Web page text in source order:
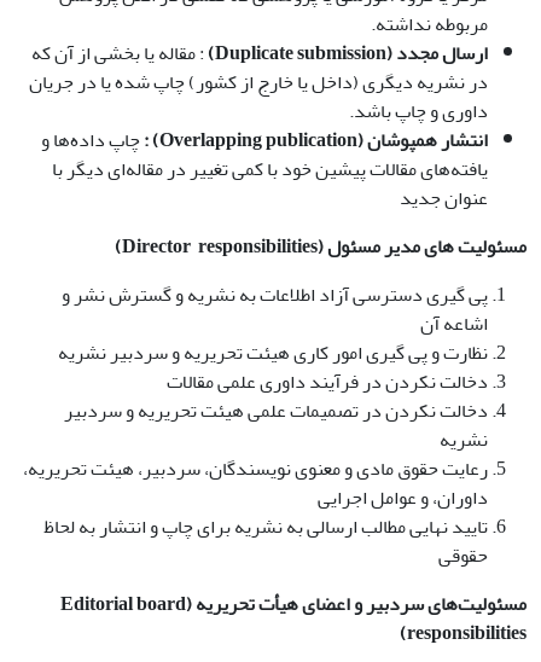
مربوطه نداشته‌.
ارسال مجدد(Duplicate submission)
: مقاله یا بخشی از آن که
در نشریه دیگری (داخل یا خارج از کشور) چاپ شده یا در جریان
داوری و چاپ باشد.
انتشار همپوشان(Overlapping publication) :
چاپ داده‌ها و
یافته‌های مقالات پیشین خود با کمی تغییر در مقاله‌ای دیگر با
عنوان جدید
مسئولیت های مدیر مسئول(Director responsibilities)
پی گیری دسترسی آزاد اطلاعات به نشریه و گسترش نشر و
اشاعه آن
نظارت و پی گیری امور کاری هیئت تحریریه و سردبیر نشریه
دخالت نکردن در فرآیند داوری علمی مقالات
دخالت نکردن در تصمیمات علمی هیئت تحریریه و سردبیر
نشریه
رعایت حقوق مادی و معنوی نویسندگان، سردبیر، هیئت تحریریه،
داوران، و عوامل اجرایی
تایید نهایی مطالب ارسالی به نشریه برای چاپ و انتشار به لحاظ
حقوقی
مسئولیت‌های سردبیرواعضایهیأتتحریریه (Editorial board
responsibilities)